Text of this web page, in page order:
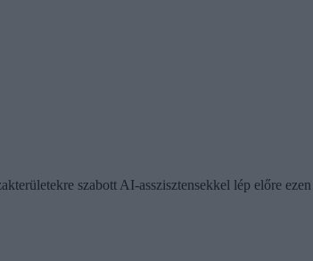
szabott AI-asszisztensekkel lép előre ezen